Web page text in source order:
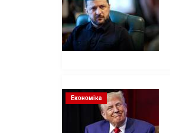
Економіка